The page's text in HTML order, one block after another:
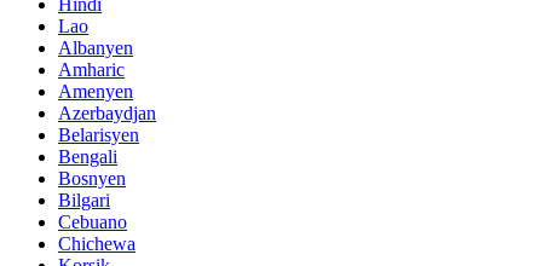
Hindi
Lao
Albanyen
Amharic
Amenyen
Azerbaydjan
Belarisyen
Bengali
Bosnyen
Bilgari
Cebuano
Chichewa